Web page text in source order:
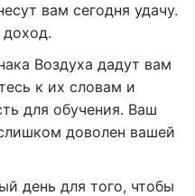
вам сегодня удачу.
Воздуха дадут вам
к их словам и
для обучения. Ваш
доволен вашей
день для того, чтобы